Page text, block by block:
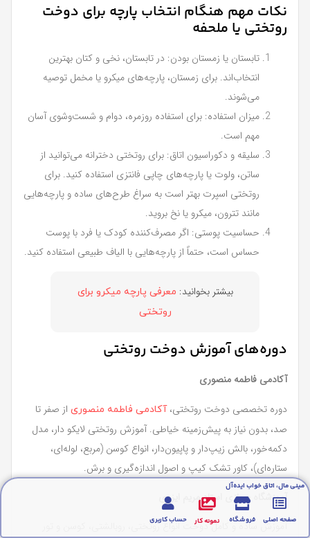
نکات مهم هنگام انتخاب پارچه برای دوخت
روتختی یا ملحفه
تابستان یا زمستان بودن: در تابستان، نخی و کتان بهترین
انتخاب‌اند. برای زمستان، پارچه‌های میکرو یا مخمل توصیه
می‌شوند.
میزان استفاده: برای استفاده روزمره، دوام و شست‌وشوی آسان
مهم است.
سلیقه و دکوراسیون اتاق: برای روتختی دخترانه می‌توانید از
ساتن، ولوت یا پارچه‌های چاپی فانتزی استفاده کنید. برای
روتختی اسپرت بهتر است به سراغ طرح‌های ساده و پارچه‌هایی
مانند تترون، میکرو یا نخ بروید.
حساسیت پوستی: اگر مصرف‌کننده کودک یا فرد با پوست
حساس است، حتماً از پارچه‌هایی با الیاف طبیعی استفاده کنید.
بیشتر بخوانید: معرفی پارچه میکرو برای
روتختی
دوره‌های آموزش دوخت روتختی
آکادمی فاطمه منصوری
دوره تخصصی دوخت روتختی،آکادمی فاطمه منصوری از صفر تا
صد، بدون نیاز به پیش‌زمینه خیاطی. آموزش روتختی لایکو دار، مدل
دکمه‌خور، بالش زیپ‌دار و پاپیون‌دار، انواع کوسن (مربع، لوله‌ای،
ستاره‌ای)، کاور تشک کیپ و اصول اندازه‌گیری و برش.
آموزشگاه مجازی استاد مریم ایزدی
آموزش ساده و کامل دوخت انواع روتختی، روبالشتی، کوسن و تور
مینی مال، اتاق خواب ایده‌آل
صفحه اصلی فروشگاه نمونه کار حساب کاربری